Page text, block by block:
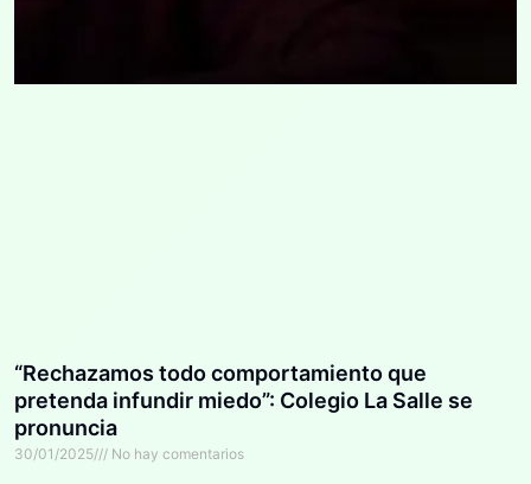
“Rechazamos todo comportamiento que
pretenda infundir miedo”: Colegio La Salle se
pronuncia
30/01/2025 No hay comentarios